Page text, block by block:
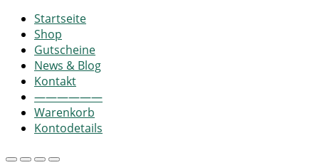
Startseite
Shop
Gutscheine
News & Blog
Kontakt
——————
Warenkorb
Kontodetails